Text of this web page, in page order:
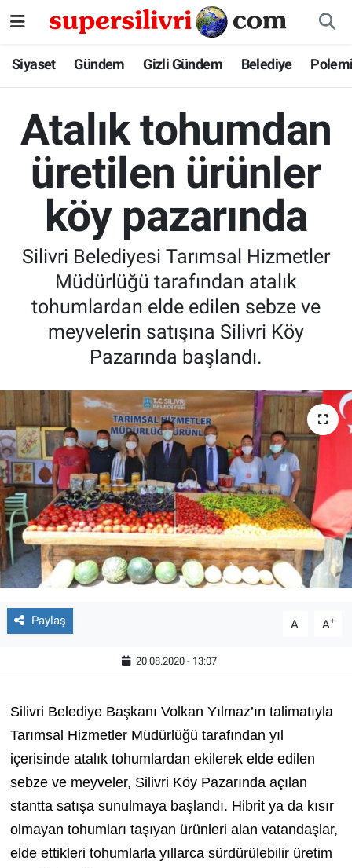
Siyaset Gündem Gizli Gündem Belediye
Atalık tohumdan
üretilen ürünler
köy pazarında
Silivri Belediyesi Tarımsal Hizmetler
Müdürlüğü tarafından atalık
tohumlardan elde edilen sebze ve
meyvelerin satışına Silivri Köy
Pazarında başlandı.
Paylaş A- A+
20.08.2020 - 13:07
Silivri Belediye Başkanı Volkan Yılmaz’ın talimatıyla
Tarımsal Hizmetler Müdürlüğü tarafından yıl
içerisinde atalık tohumlardan ekilerek elde edilen
sebze ve meyveler, Silivri Köy Pazarında açılan
stantta satışa sunulmaya başlandı. Hibrit ya da kısır
olmayan tohumları taşıyan ürünleri alan vatandaşlar,
elde ettikleri tohumlarla yıllarca sürdürülebilir üretim
Siyaset
Gizli Gündem
Belediye
Polemik
İstanbul Nöbetçi Eczaneler
İstanbul Namaz Vakitleri
İstanbul Trafik Yoğunluk Haritası
Süper Lig Puan Durumu ve Fikstür
Tüm Manşetler
Son Dakika Haberleri
Haber Arşivi